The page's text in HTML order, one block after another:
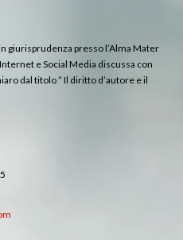
giurisprudenza presso l’Alma Mater
e Social Media discussa con
dal titolo ” Il diritto d’autore e il